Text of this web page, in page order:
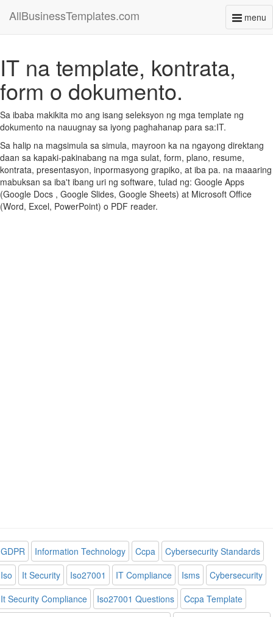
menu
AllBusinessTemplates.com
IT na template, kontrata,
form o dokumento.
Sa ibaba makikita mo ang isang seleksyon ng mga template ng
dokumento na nauugnay sa iyong paghahanap para sa:IT.
Sa halip na magsimula sa simula, mayroon ka na ngayong direktang
daan sa kapaki-pakinabang na mga sulat, form, plano, resume,
kontrata, presentasyon, inpormasyong grapiko, at iba pa. na maaaring
mabuksan sa iba't ibang uri ng software, tulad ng: Google Apps
(Google Docs , Google Slides, Google Sheets) at Microsoft Office
(Word, Excel, PowerPoint) o PDF reader.
GDPR Information Technology Ccpa
Cybersecurity Standards
Iso
It Security Iso27001 IT Compliance Isms
Cybersecurity
It Security Compliance
Iso27001 Questions
Ccpa Template